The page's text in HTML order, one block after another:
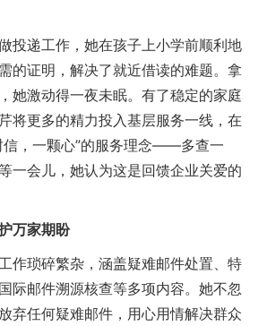
递工作，她在孩子上小学前顺利地
的证明，解决了就近借读的难题。拿
她激动得一夜未眠。有了稳定的家庭
将更多的精力投入基层服务一线，在
信，一颗心”的服务理念——多查一
一会儿，她认为这是回馈企业关爱的
万家期盼
琐碎繁杂，涵盖疑难邮件处置、特
际邮件溯源核查等多项内容。她不忽
弃任何疑难邮件，用心用情解决群众